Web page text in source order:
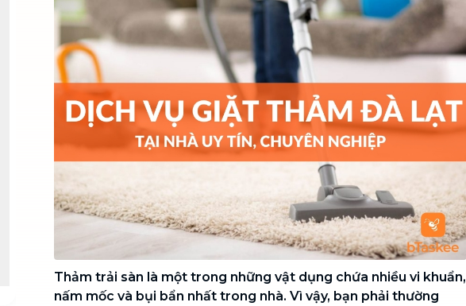
Chuyển nhà trọn gói, không lo dọn
dẹp nơi đi nơi đến
Vệ sinh công nghiệp NEW
Vệ sinh chuyên nghiệp cho văn
phòng, nhà xưởng, công trình lớn
Thảm trải sàn là một trong những vật dụng chứa nhiều vi khuẩn,
nấm mốc và bụi bẩn nhất trong nhà. Vì vậy, bạn phải thường